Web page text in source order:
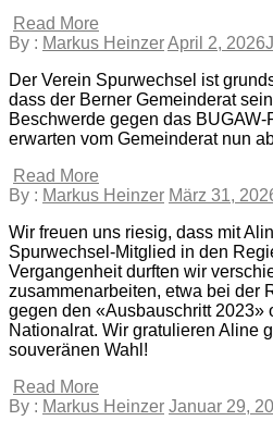
Read More
By : Markus HeinzerApril 2, 2026
Der Verein Spurwechsel ist
dass der Berner Gemeinderat
Beschwerde gegen das
erwarten vom Gemeinderat nun
Read More
By : Markus Heinzer März 31,
Wir freuen uns riesig, dass mit
Spurwechsel-Mitglied in den
Vergangenheit durften wir
zusammenarbeiten, etwa bei der
gegen den «Ausbauschritt 2023»
Nationalrat. Wir gratulieren Aline
souveränen Wahl!
Read More
By : Markus Heinzer Januar 29,